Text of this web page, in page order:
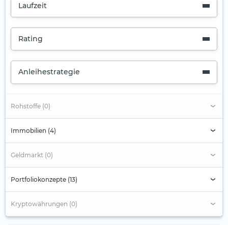
Laufzeit
Rating
Anleihestrategie
Rohstoffe (0)
Immobilien (4)
Geldmarkt (0)
Portfoliokonzepte (13)
Kryptowährungen (0)